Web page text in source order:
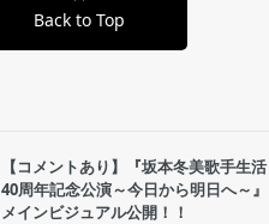
Back to Top
【コメントあり】『坂本冬美歌手生活
40周年記念公演～今日から明日へ～』
メインビジュアル公開！！